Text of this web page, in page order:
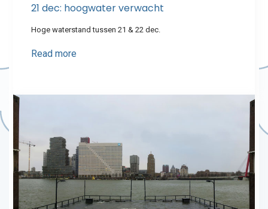
21 dec: hoogwater verwacht
Hoge waterstand tussen 21 & 22 dec.
Read more